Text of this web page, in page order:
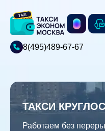
8(495)489-67-67
ТАКСИ
Работаем без